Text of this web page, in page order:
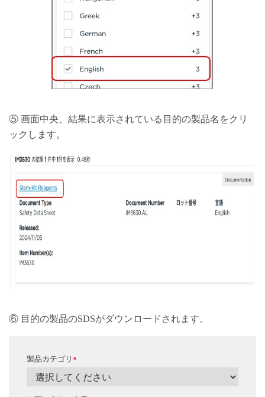
⑤ 画面中央、結果に表示されている目的の製品名をクリ
ックします。
⑥ 目的の製品のSDSがダウンロードされます。
*
製品カテゴリ